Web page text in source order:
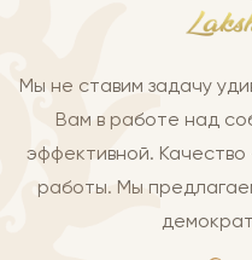
Мы не ставим задачу
Вам в работе над
эффективной.
работы. Мы